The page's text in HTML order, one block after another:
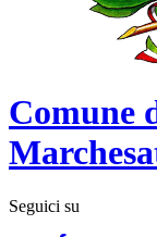
Comune
Seguici su